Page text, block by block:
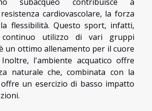
cardiovascolare, la forza
flessibilità. Questo sport, infatti,
utilizzo di vari gruppi
un ottimo allenamento per il cuore
l'ambiente acquatico offre
naturale che, combinata con la
un esercizio di basso impatto